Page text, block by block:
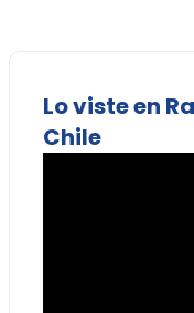
Lo viste en
Chile